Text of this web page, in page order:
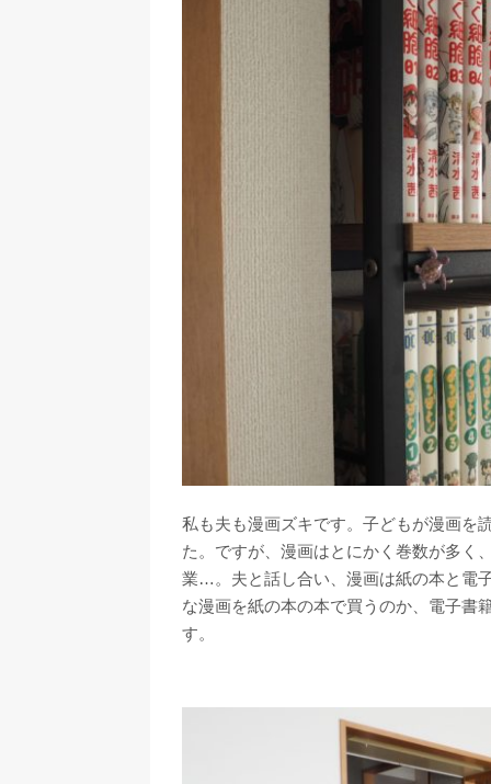
私も夫も漫画ズキです。子どもが漫画を
た。ですが、漫画はとにかく巻数が多く
業…。夫と話し合い、漫画は紙の本と電
な漫画を紙の本の本で買うのか、電子
す。